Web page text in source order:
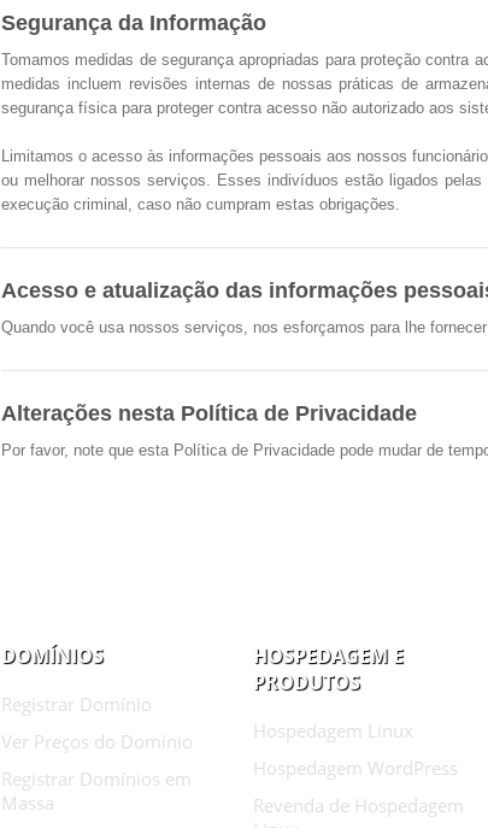
Segurança da Informação
Tomamos medidas de segurança apropriadas para proteção contra
medidas incluem revisões internas de nossas práticas de
segurança física para proteger contra acesso não autorizado aos
Limitamos o acesso às informações pessoais aos nossos
ou melhorar nossos serviços. Esses indivíduos estão ligados
execução criminal, caso não cumpram estas obrigações.
Acesso e atualização das informações
Quando você usa nossos serviços, nos esforçamos para lhe
Alterações nesta Política de Privacidade
Por favor, note que esta Política de Privacidade pode mudar de
DOMÍNIOS
Registrar Domínio
Ver Preços do Domínio
Registrar Domínios em
Massa
HOSPEDAGEM E
PRODUTOS
Hospedagem Linux
Hospedagem WordPress
Revenda de Hospedagem